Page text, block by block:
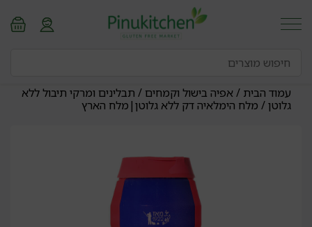
עמוד הבית /אפיה בישול וקמחים / תבלינים ומרקי תיבול ללא
גלוטן/ מלח הימלאיה דק ללא גלוטן|מלח הארץ